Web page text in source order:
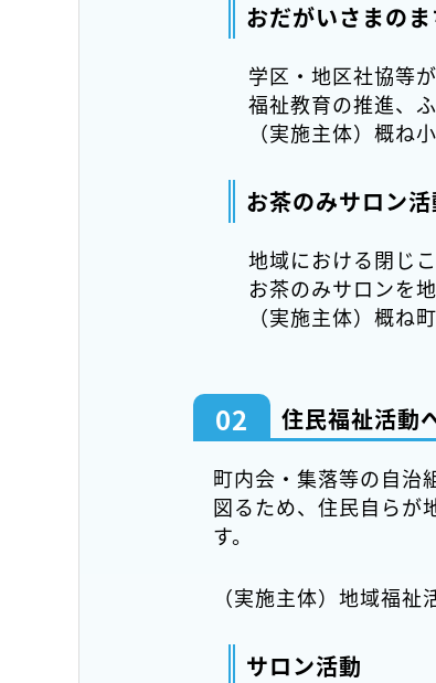
おだがいさまの
学区・地区社協等
福祉教育の推進、
（実施主体）概ね
お茶のみサロン
地域における閉じ
お茶のみサロンを
（実施主体）概ね
02 住民福祉活動
町内会・集落等の自治
図るため、住民自らが
す。
（実施主体）地域福
サロン活動